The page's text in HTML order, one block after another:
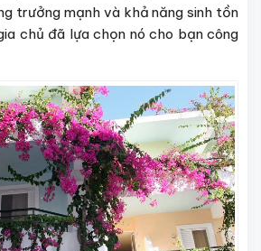
trưởng mạnh và khả năng sinh tồn
chủ đã lựa chọn nó cho bạn công